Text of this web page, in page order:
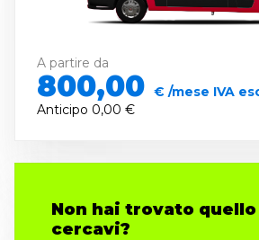
A partire da
800,00 € /mese IVA
Anticipo 0,00 €
Non hai trovato quello
cercavi?